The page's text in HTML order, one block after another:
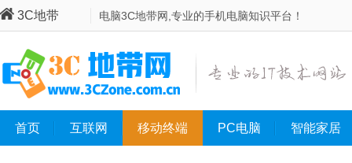
3C地带 电脑3C地带网,专业的手机电脑知识平台！
首页 互联网 移动终端 PC电脑 智能家居